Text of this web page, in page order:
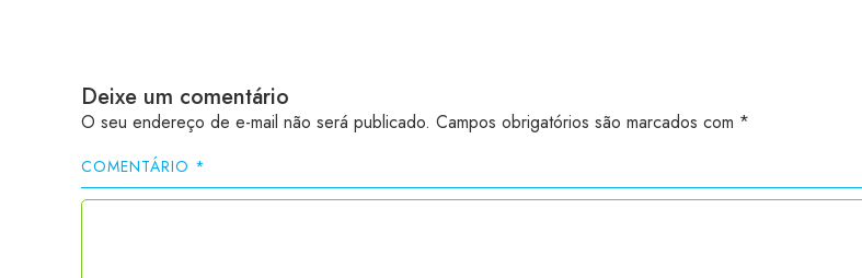
Deixe um comentário
O seu endereço de e-mail não será publicado. Campos obrigatórios são marcados com *
COMENTÁRIO *